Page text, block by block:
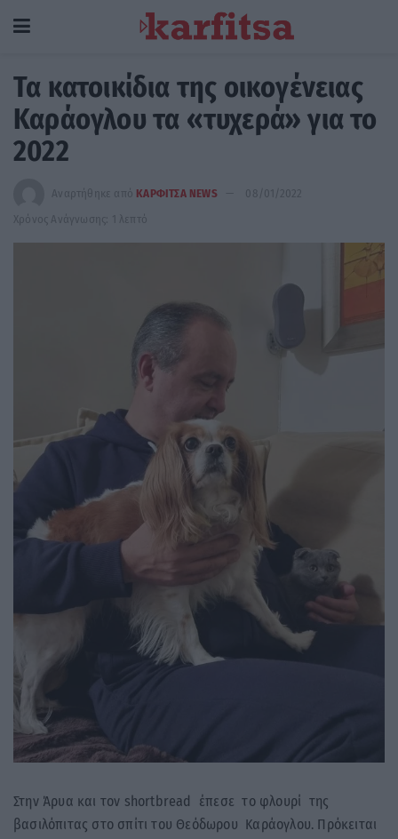
Τα κατοικίδια της οικογένειας
Καράογλου τα «τυχερά» για το
2022
Αναρτήθηκε από ΚΑΡΦΙΤΣΑ NEWS
08/01/2022
Χρόνος Ανάγνωσης: 1 λεπτό
Στην Άρυα και τον shortbread έπεσε το φλουρί της
βασιλόπιτας στο σπίτι του Θεόδωρου Καράογλου. Πρόκειται